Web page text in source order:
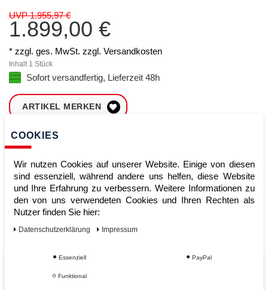
UVP 1.955,97 €
1.899,00 €
* zzgl. ges. MwSt. zzgl. Versandkosten
Inhalt 1 Stück
Sofort versandfertig, Lieferzeit 48h
ARTIKEL MERKEN
ZUM WARENKORB
Sofort lieferbar
Kauf auf Rechnung
COOKIES
Wir nutzen Cookies auf unserer Website. Einige von diesen
sind essenziell, während andere uns helfen, diese Website
und Ihre Erfahrung zu verbessern. Weitere Informationen zu
den von uns verwendeten Cookies und Ihren Rechten als
Nutzer finden Sie hier:
Daten­schutz­erklärung Impressum
Essenziell PayPal
Funktional